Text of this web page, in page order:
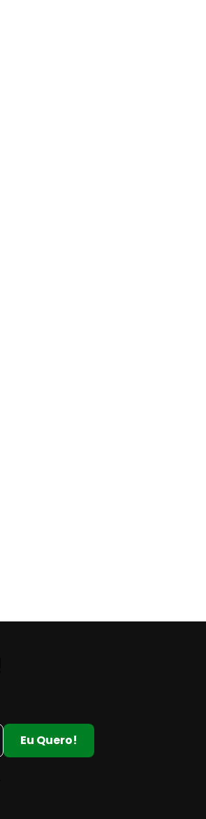
Eu Quero!